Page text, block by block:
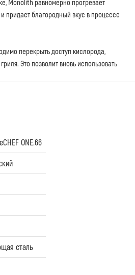
Monolith равномерно прогревает
придает благородный вкус в процессе
перекрыть доступ кислорода,
Это позволит вновь использовать
ONE.66
сталь